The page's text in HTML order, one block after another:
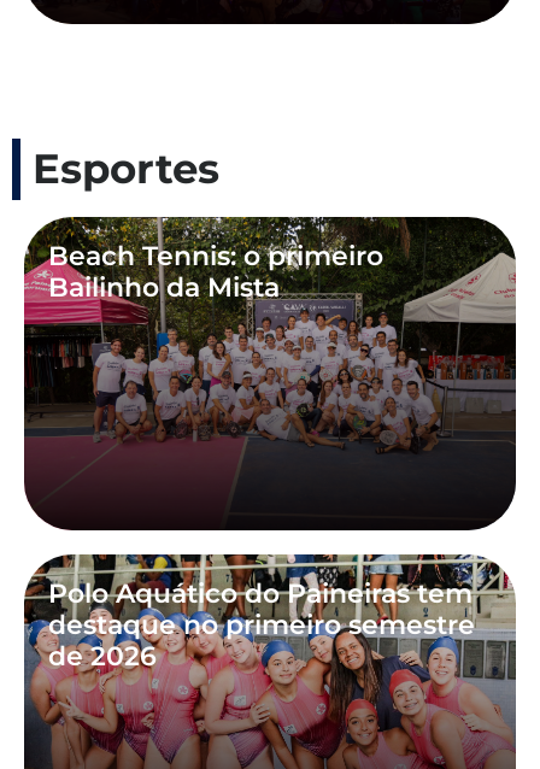
Esportes
Beach Tennis: o primeiro
Bailinho da Mista
Polo Aquático do Paineiras tem
destaque no primeiro semestre
de 2026